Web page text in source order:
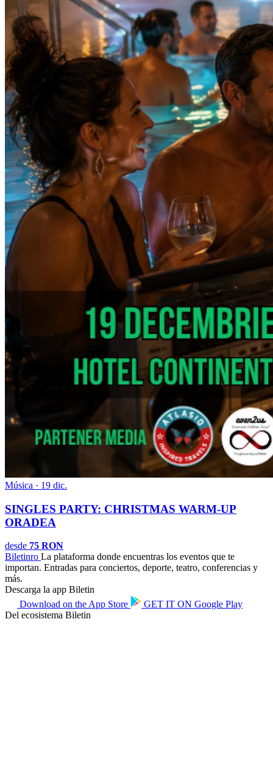
Música · 19 dic.
SINGLES PARTY: CHRISTMAS WARM-UP
ORADEA
desde 75 RON
Biletinro La plataforma donde encuentras los eventos que te
importan. Entradas para conciertos, deporte, teatro, conferencias y
más.
Descarga la app Biletin
Download on the App Store GET IT ON Google Play
Del ecosistema Biletin